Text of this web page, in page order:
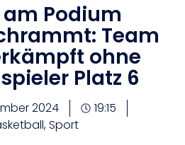
Podium
Team
ohne
Platz 6
2024
19:15
,Sport